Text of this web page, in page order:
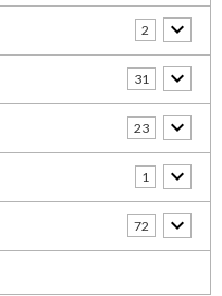
2
31
23
1
72